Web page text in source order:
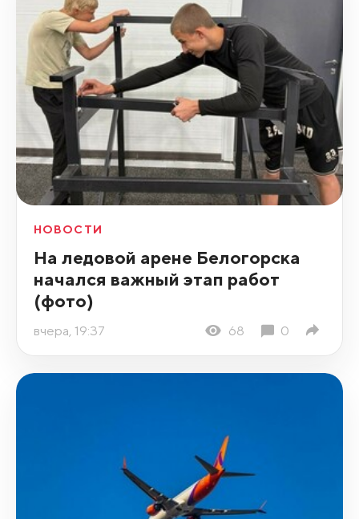
НОВОСТИ
На ледовой арене Белогорска
начался важный этап работ
(фото)
вчера, 19:37 68 0